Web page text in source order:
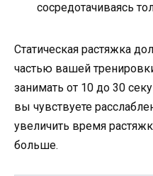
сосредотачиваясь
Статическая растяжка
частью вашей
занимать от 10 до 30
вы чувствуете
увеличить время
больше.